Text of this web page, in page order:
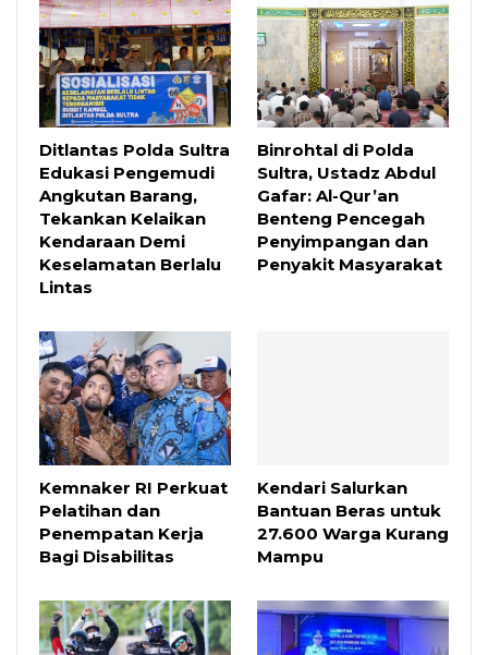
Ditlantas Polda Sultra
Edukasi Pengemudi
Angkutan Barang,
Tekankan Kelaikan
Kendaraan Demi
Keselamatan Berlalu
Lintas
Binrohtal di Polda
Sultra, Ustadz Abdul
Gafar: Al-Qur’an
Benteng Pencegah
Penyimpangan dan
Penyakit Masyarakat
Kemnaker RI Perkuat
Pelatihan dan
Penempatan Kerja
Bagi Disabilitas
Kendari Salurkan
Bantuan Beras untuk
27.600 Warga Kurang
Mampu